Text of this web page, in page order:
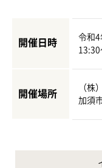
開催日時
令和4
13:30
開催場所
（株
加須